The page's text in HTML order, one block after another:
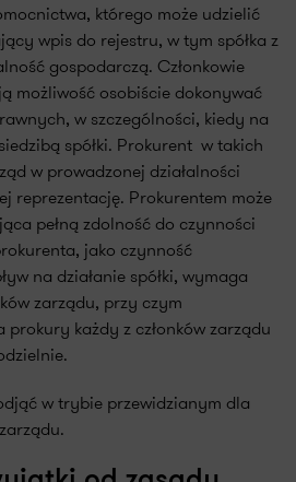
którego może udzielić
wpis do rejestru, w tym spółka z
gospodarczą. Członkowie
możliwość osobiście dokonywać
w szczególności, kiedy na
spółki. Prokurent w takich
w prowadzonej działalności
reprezentację. Prokurentem może
pełną zdolność do czynności
jako czynność
na działanie spółki, wymaga
zarządu, przy czym
prokury każdy z członków zarządu
w trybie przewidzianym dla